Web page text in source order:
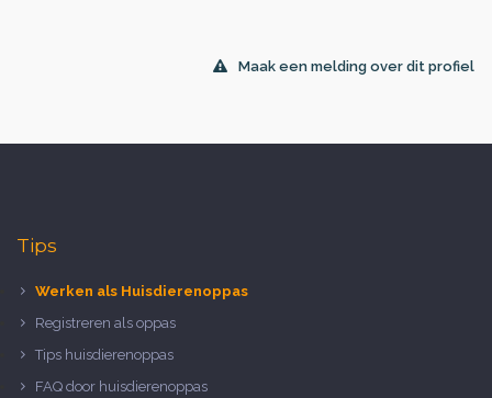
Maak een melding over dit profiel
Tips
Werken als Huisdierenoppas
Registreren als oppas
Tips huisdierenoppas
FAQ door huisdierenoppas